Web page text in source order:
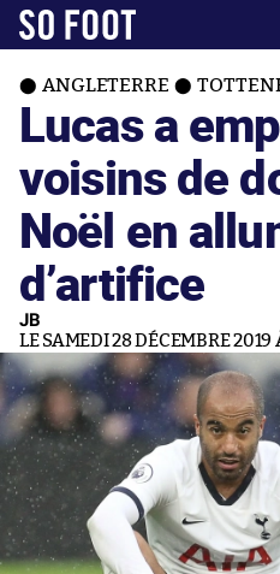
ANGLETERRE
Lucas a
voisins de
Noël en
d’artifice
JB
LE SAMEDI 28 DÉCEMBRE 2019